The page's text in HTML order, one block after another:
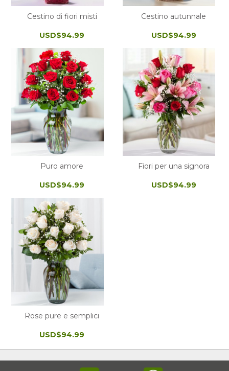
Cestino di fiori misti
USD$94.99
Cestino autunnale
USD$94.99
Puro amore
USD$94.99
Fiori per una signora
USD$94.99
Rose pure e semplici
USD$94.99